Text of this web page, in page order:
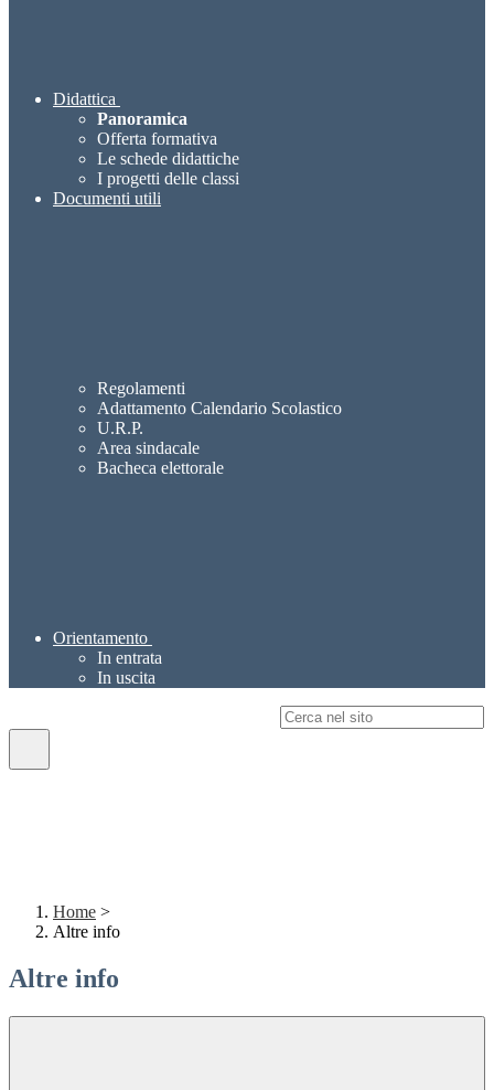
Didattica
Panoramica
Offerta formativa
Le schede didattiche
I progetti delle classi
Documenti utili
Regolamenti
Adattamento Calendario Scolastico
U.R.P.
Area sindacale
Bacheca elettorale
Orientamento
In entrata
In uscita
Home >
Altre info
Altre info